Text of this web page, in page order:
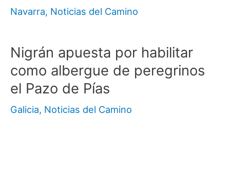
Navarra, Noticias del Camino
Nigrán apuesta por habilitar
como albergue de peregrinos
el Pazo de Pías
Galicia, Noticias del Camino